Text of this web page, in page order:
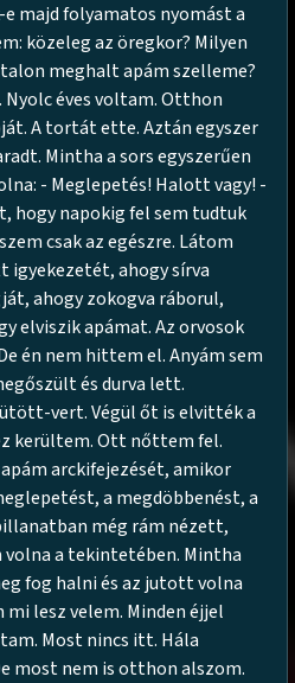
majd folyamatos nyomást a
közeleg az öregkor? Milyen
meghalt apám szelleme?
Nyolc éves voltam. Otthon
A tortát ette. Aztán egyszer
Mintha a sors egyszerűen
- Meglepetés! Halott vagy! -
hogy napokig fel sem tudtuk
csak az egészre. Látom
igyekezetét, ahogy sírva
ahogy zokogva ráborul,
elviszik apámat. Az orvosok
én nem hittem el. Anyám sem
és durva lett.
vert. Végül őt is elvitték a
kerültem. Ott nőttem fel.
arckifejezését, amikor
a megdöbbenést, a
még rám nézett,
a tekintetében. Mintha
fog halni és az jutott volna
mi lesz velem. Minden éjjel
Most nincs itt. Hála
most nem is otthon alszom.